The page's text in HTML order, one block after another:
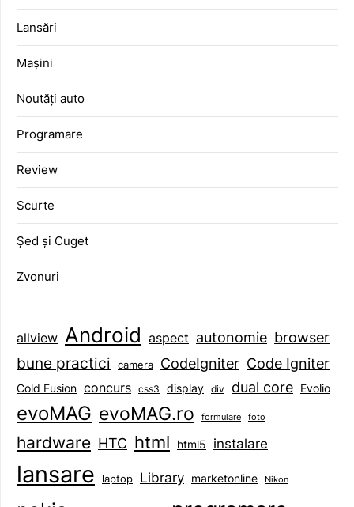
Lansări
Mașini
Noutăți auto
Programare
Review
Scurte
Șed și Cuget
Zvonuri
allview Android aspect autonomie browser
bune practici camera CodeIgniter Code Igniter
Cold Fusion concurs css3 display div dual core Evolio
evoMAG evoMAG.ro formulare foto
hardware HTC html html5 instalare
lansare laptop Library marketonline Nikon